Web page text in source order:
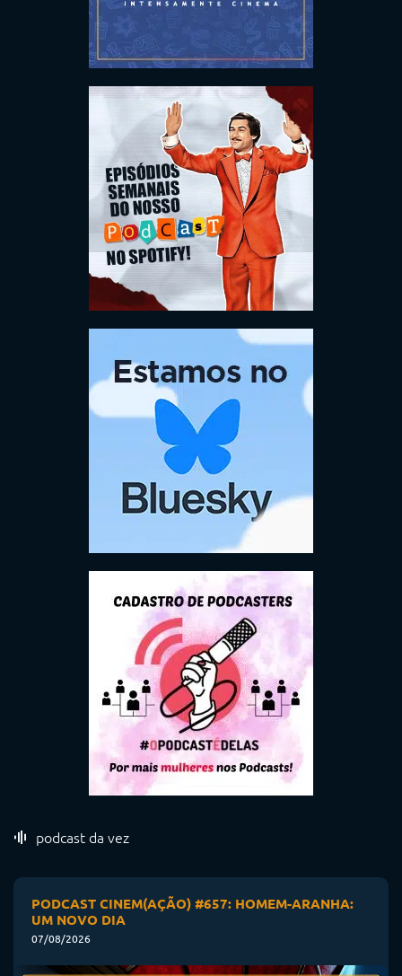
podcast da vez
PODCAST CINEM(AÇÃO) #657: HOMEM-ARANHA:
UM NOVO DIA
07/08/2026